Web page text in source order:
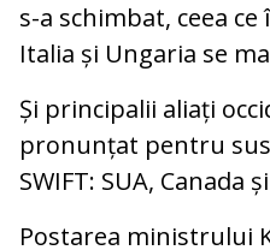
s-a schimbat, ceea
Italia și Ungaria se
Și principalii aliați
pronunțat pentru
SWIFT: SUA, Canada
Postarea ministrului